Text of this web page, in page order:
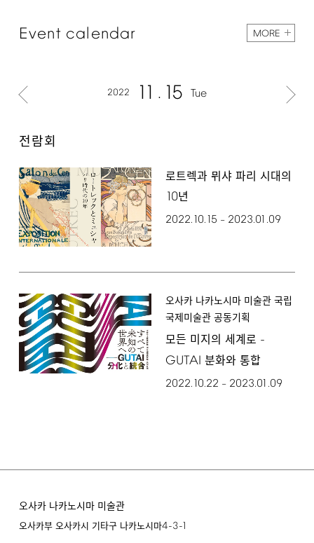
Event calendar MORE
2022 11 15 Tue
전람회
로트렉과 뮈샤 파리 시대의
10년
2022.10.15 – 2023.01.09
오사카 나카노시마 미술관 국립
국제미술관 공동기획
모든 미지의 세계로 -
GUTAI 분화와 통합
2022.10.22 – 2023.01.09
오사카 나카노시마 미술관
오사카부 오사카시 기타구 나카노시마4-3-1